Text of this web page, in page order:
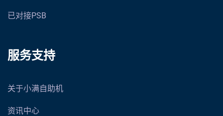
已对接PSB
服务支持
关于小满自助机
资讯中心